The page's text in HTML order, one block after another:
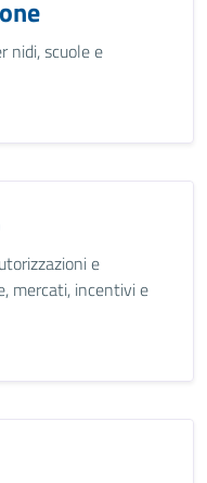
nidi, scuole e
e
mercati, incentivi e